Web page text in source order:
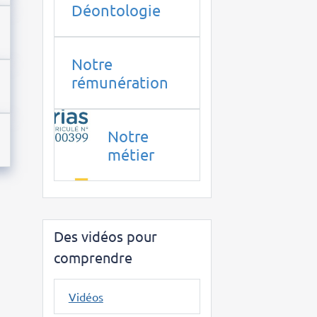
Déontologie
Notre
rémunération
Notre
métier
Des vidéos pour
comprendre
Vidéos